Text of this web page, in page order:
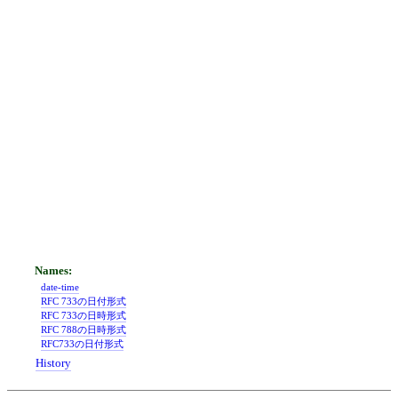
date-time
RFC 733の日付形式
RFC 733の日時形式
RFC 788の日時形式
RFC733の日付形式
History